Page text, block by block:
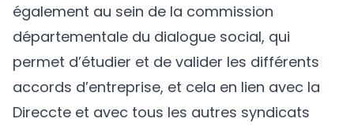
également au sein de la commission
départementale du dialogue social, qui
permet d’étudier et de valider les différents
accords d’entreprise, et cela en lien avec la
Direccte et avec tous les autres syndicats